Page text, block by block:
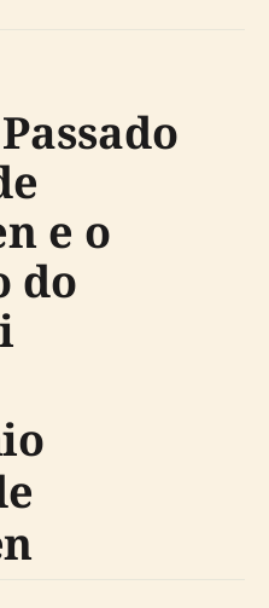
e o
do